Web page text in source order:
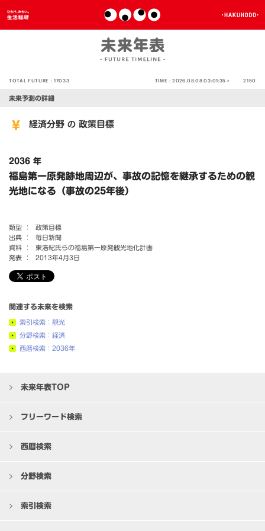
TOTAL FUTURE :17033 TIME :2026.08.08 03:01:35 > 2150
未来予測の詳細
経済分野 の 政策目標
2036 年
福島第一原発跡地周辺が、事故の記憶を継承するための観
光地になる（事故の25年後）
類型 ：
政策目標
出典 ：
毎日新聞
資料 ：
東浩紀氏らの福島第一原発観光地化計画
発表 ：
2013年4月3日
関連する未来を検索
索引検索：観光
分野検索：経済
西暦検索：2036年
未来年表TOP
フリーワード検索
西暦検索
分野検索
索引検索